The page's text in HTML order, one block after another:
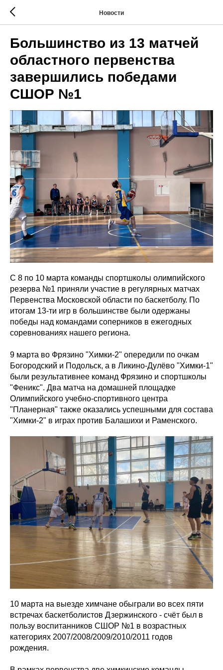
Новости
Большинство из 13 матчей
областного первенства
завершились победами
СШОР №1
С 8 по 10 марта команды спортшколы олимпийского
резерва №1 приняли участие в регулярных матчах
Первенства Московской области по баскетболу. По
итогам 13-ти игр в большинстве были одержаны
победы над командами соперников в ежегодных
соревнованиях нашего региона.
9 марта во Фрязино "Химки-2" опередили по очкам
Богородский и Подольск, а в Ликино-Дулёво "Химки-1"
были результативнее команд Фрязино и спортшколы
"Феникс". Два матча на домашней площадке
Олимпийского учебно-спортивного центра
"Планерная" также оказались успешными для состава
"Химки-2" в играх против Балашихи и Раменского.
10 марта на выезде химчане обыграли во всех пяти
встречах баскетболистов Дзержинского - счёт был в
пользу воспитанников СШОР №1 в возрастных
категориях 2007/2008/2009/2010/2011 годов
рождения.